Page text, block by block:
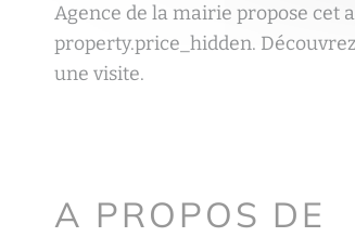
Agence de la mairie propose cet
property.price_hidden.
une visite.
A PROPOS DE